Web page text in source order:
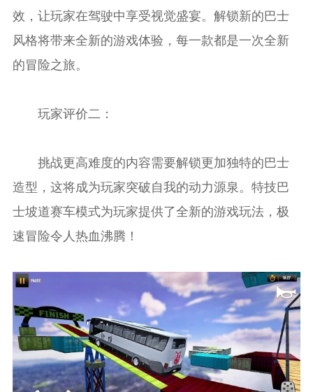
效，让玩家在驾驶中享受视觉盛宴。解锁新的巴士
风格将带来全新的游戏体验，每一款都是一次全新
的冒险之旅。
玩家评价二：
挑战更高难度的内容需要解锁更加独特的巴士
造型，这将成为玩家突破自我的动力源泉。特技巴
士坡道赛车模式为玩家提供了全新的游戏玩法，极
速冒险令人热血沸腾！